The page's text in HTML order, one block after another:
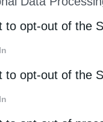
of Downstream
parties.
to opt-out of the
to opt-out of the
Βαγγέλη
από το
Μητρόπολη
…